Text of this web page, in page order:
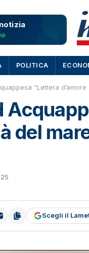
POLITICA
“Lettera
del
Scegli il